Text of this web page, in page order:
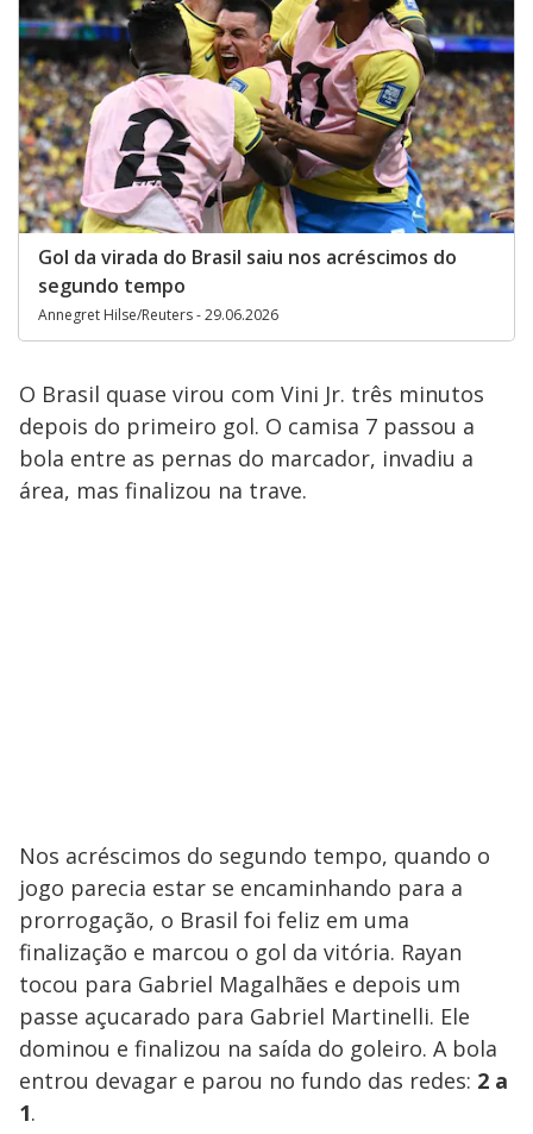
Gol da virada do Brasil saiu nos acréscimos do
segundo tempo
Annegret Hilse/Reuters - 29.06.2026
O Brasil quase virou com Vini Jr. três minutos
depois do primeiro gol. O camisa 7 passou a
bola entre as pernas do marcador, invadiu a
área, mas finalizou na trave.
Nos acréscimos do segundo tempo, quando o
jogo parecia estar se encaminhando para a
prorrogação, o Brasil foi feliz em uma
finalização e marcou o gol da vitória. Rayan
tocou para Gabriel Magalhães e depois um
passe açucarado para Gabriel Martinelli. Ele
dominou e finalizou na saída do goleiro. A bola
entrou devagar e parou no fundo das redes: 2 a
1.